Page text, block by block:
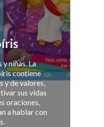
y niñas. La
contiene
y de valores,
sus vidas
oraciones,
a hablar con